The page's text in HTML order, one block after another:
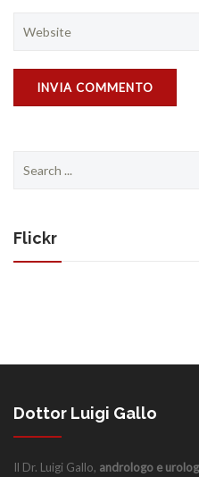
for:
Flickr
Dottor Luigi Gallo
Il Dr. Luigi Gallo, andrologo e